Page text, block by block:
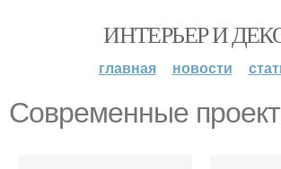
ИНТЕРЬЕР И
главная новости
Современные